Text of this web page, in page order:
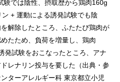
験では陰性、摂取歴から鶏肉160g
+ 運動による誘発試験でも陰
解除したところ、ふたたび鶏肉が
たため、負荷を増量し、鶏肉
発試験をおこなったところ、アナ
レナリン投与を要した（出典・参
ターアレルギー科 東京都立小児